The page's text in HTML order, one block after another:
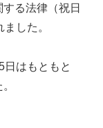
る法律（祝日
した。
日はもともと